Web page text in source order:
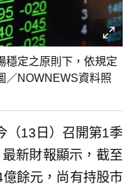
穩定之原則下，依規定
／NOWNEWS資料照
（13日）召開第1季
新財報顯示，截至
餘元，尚有持股市